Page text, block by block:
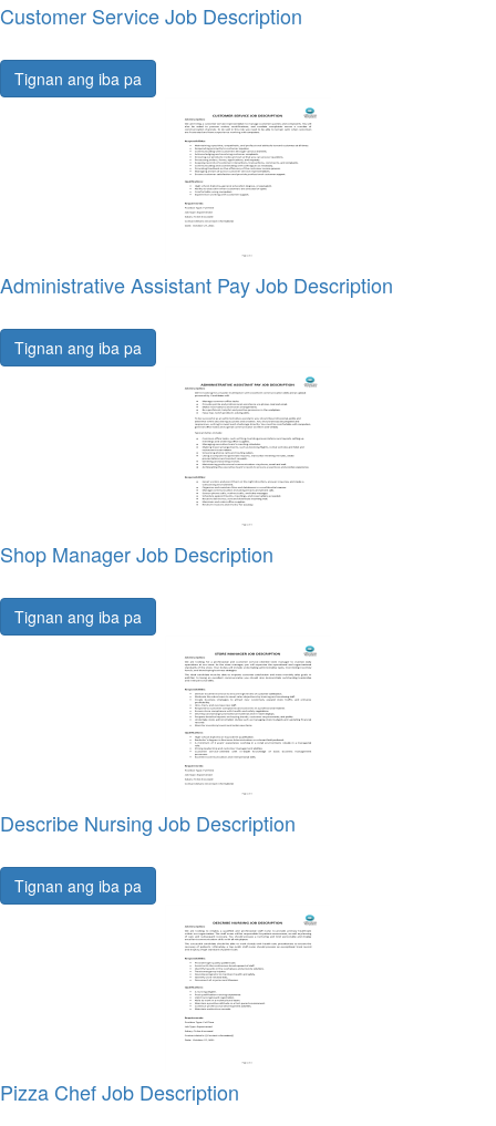
Customer Service Job Description
Tignan ang iba pa
Administrative Assistant Pay Job Description
Tignan ang iba pa
Shop Manager Job Description
Tignan ang iba pa
Describe Nursing Job Description
Tignan ang iba pa
Pizza Chef Job Description